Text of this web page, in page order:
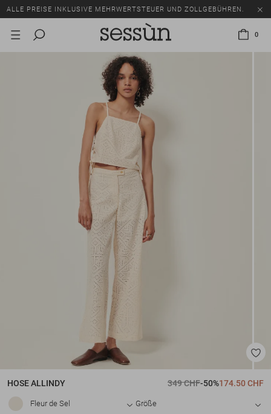
ALLE PREISE INKLUSIVE MEHRWERTSTEUER UND ZOLLGEBÜHREN.
SALE: BIS ZU -50% AUF EINE AUSWAHL AN ARTIKELN.
0
HOSEALLINDY 349 CHF-50%174.50 CHF
Fleur de Sel Größe